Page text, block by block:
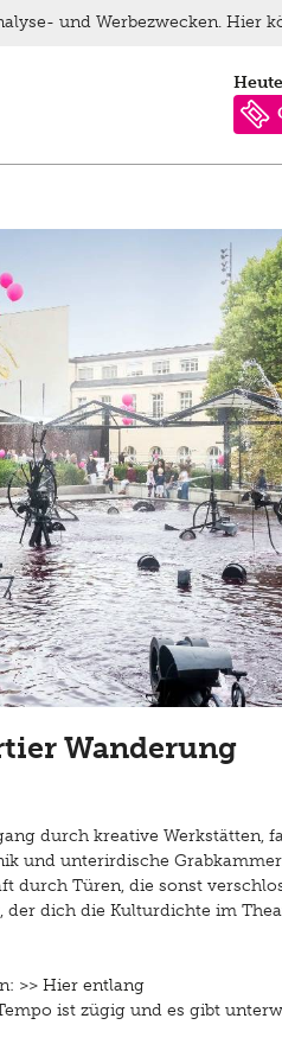
Wanderung
durch kreative Werkstätten,
und unterirdische
Türen, die sonst
dich die Kulturdichte im
>> Hier entlang
ist zügig und es gibt
und Werbezwecken. Hier